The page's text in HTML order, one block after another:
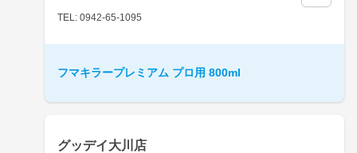
TEL: 0942-65-1095
フマキラープレミアム プロ用 800ml
グッデイ大川店